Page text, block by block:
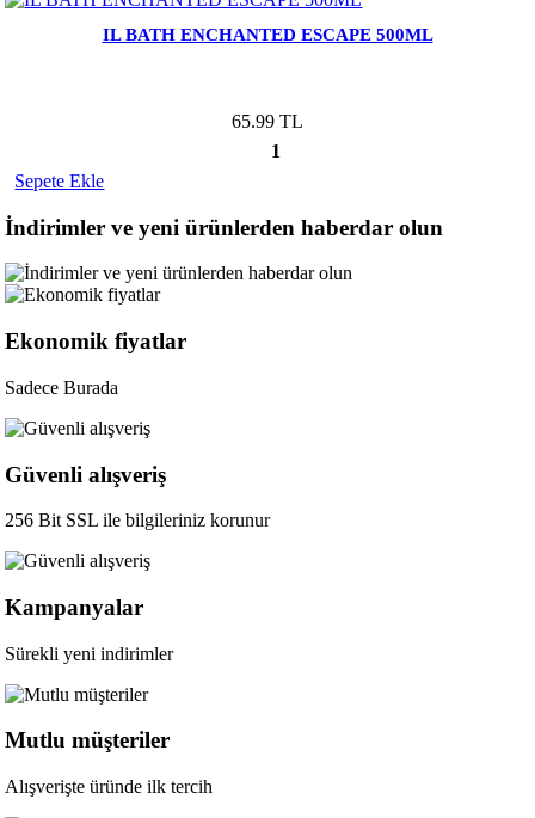
IL BATH ENCHANTED ESCAPE 500ML
65.99 TL
1
Sepete Ekle
İndirimler ve yeni ürünlerden haberdar olun
Ekonomik fiyatlar
Sadece Burada
Güvenli alışveriş
256 Bit SSL ile bilgileriniz korunur
Kampanyalar
Sürekli yeni indirimler
Mutlu müşteriler
Alışverişte üründe ilk tercih